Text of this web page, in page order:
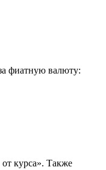
фиатную валюту:
курса». Также